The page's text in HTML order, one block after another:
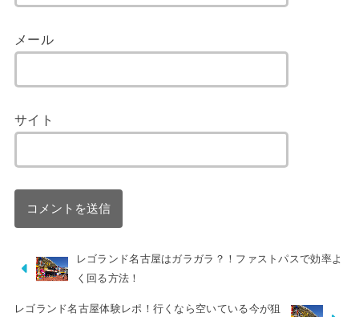
メール
サイト
レゴランド名古屋はガラガラ？！ファストパスで効率よ
く回る方法！
レゴランド名古屋体験レポ！行くなら空いている今が狙